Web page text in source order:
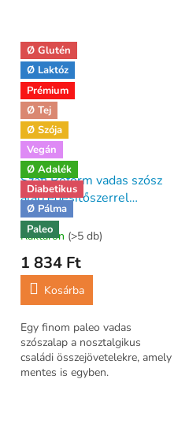
Ø Glutén
Ø Laktóz
Prémium
Ø Tej
Ø Szója
Vegán
Ø Adalék
Diabetikus
Ø Pálma
Paleo
Szafi Reform vadas szósz
alap édesítőszerrel
(gluténmentes, tejmentes)
80 g
Raktáron (>5 db)
1 834 Ft
Kosárba
Egy finom paleo vadas
szószalap a nosztalgikus
családi összejövetelekre, amely
mentes is egyben.